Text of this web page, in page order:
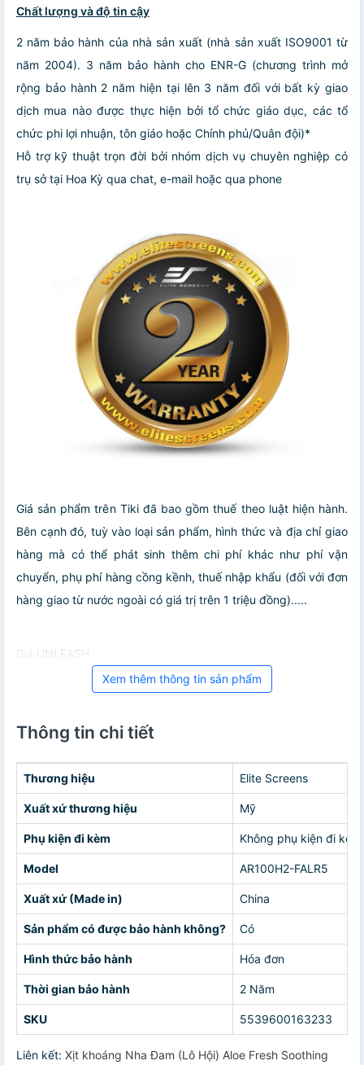
Chất lượng và độ tin cậy
2 năm bảo hành của nhà sản xuất (nhà sản xuất ISO9001 từ
năm 2004). 3 năm bảo hành cho ENR-G (chương trình mở
rộng bảo hành 2 năm hiện tại lên 3 năm đối với bất kỳ giao
dịch mua nào được thực hiện bởi tổ chức giáo dục, các tổ
chức phi lợi nhuận, tôn giáo hoặc Chính phủ/Quân đội)*
Hỗ trợ kỹ thuật trọn đời bởi nhóm dịch vụ chuyên nghiệp có
trụ sở tại Hoa Kỳ qua chat, e-mail hoặc qua phone
Giá sản phẩm trên Tiki đã bao gồm thuế theo luật hiện hành.
Bên cạnh đó, tuỳ vào loại sản phẩm, hình thức và địa chỉ giao
hàng mà có thể phát sinh thêm chi phí khác như phí vận
chuyển, phụ phí hàng cồng kềnh, thuế nhập khẩu (đối với đơn
hàng giao từ nước ngoài có giá trị trên 1 triệu đồng).....
Giá UNLEASH
Xem thêm thông tin sản phẩm
Thông tin chi tiết
Thương hiệu Elite Screens
Xuất xứ thương hiệu Mỹ
Phụ kiện đi kèm Không phụ kiện đi kèm
Model AR100H2-FALR5
Xuất xứ (Made in) China
Sản phẩm có được bảo hành không? Có
Hình thức bảo hành Hóa đơn
Thời gian bảo hành 2 Năm
SKU 5539600163233
Liên kết: Xịt khoáng Nha Đam (Lô Hội) Aloe Fresh Soothing